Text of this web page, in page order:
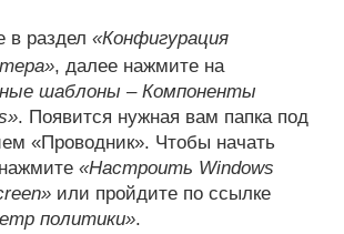
в раздел «Конфигурация
, далее нажмите на
шаблоны – Компоненты
. Появится нужная вам папка под
«Проводник». Чтобы начать
«Настроить Windows
или пройдите по ссылке
политики».